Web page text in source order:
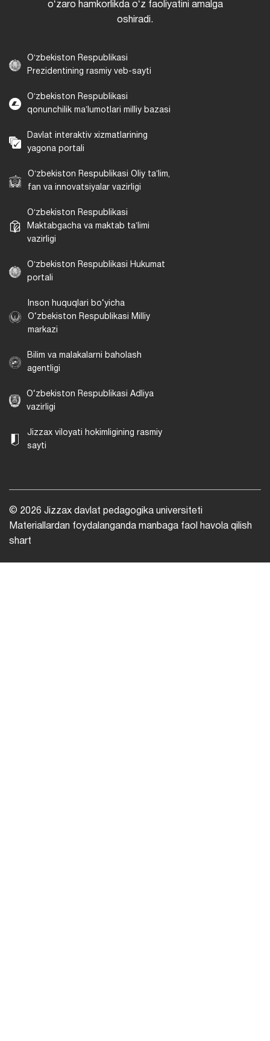
oʻzaro hamkorlikda oʻz faoliyatini amalga
oshiradi.
Oʻzbekiston Respublikasi
Prezidentining rasmiy veb-sayti
Oʻzbekiston Respublikasi
qonunchilik maʼlumotlari milliy bazasi
Davlat interaktiv xizmatlarining
yagona portali
Oʻzbekiston Respublikasi Oliy taʼlim,
fan va innovatsiyalar vazirligi
Oʻzbekiston Respublikasi
Maktabgacha va maktab taʼlimi
vazirligi
Oʻzbekiston Respublikasi Hukumat
portali
Inson huquqlari bo‘yicha
O‘zbekiston Respublikasi Milliy
markazi
Bilim va malakalarni baholash
agentligi
O‘zbekiston Respublikasi Adliya
vazirligi
Jizzax viloyati hokimligining rasmiy
sayti
© 2026 Jizzax davlat pedagogika universiteti
Materiallardan foydalanganda manbaga faol havola qilish
shart